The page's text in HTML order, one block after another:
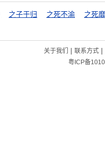
之子于归 之死不渝
之死
关于我们 | 联系方式|
粤ICP备